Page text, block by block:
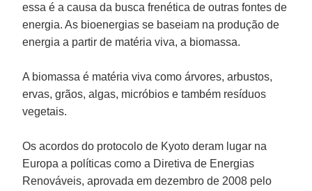
essa é a causa da busca frenética de outras fontes de
energia. As bioenergias se baseiam na produção de
energia a partir de matéria viva, a biomassa.
A biomassa é matéria viva como árvores, arbustos,
ervas, grãos, algas, micróbios e também resíduos
vegetais.
Os acordos do protocolo de Kyoto deram lugar na
Europa a políticas como a Diretiva de Energias
Renováveis, aprovada em dezembro de 2008 pelo